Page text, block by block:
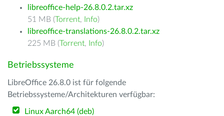
libreoffice-help-26.8.0.2.tar.xz
51 MB (Torrent, Info)
libreoffice-translations-26.8.0.2.tar.xz
225 MB (Torrent, Info)
Betriebssysteme
LibreOffice 26.8.0 ist für folgende
Betriebssysteme/Architekturen verfügbar:
Linux Aarch64 (deb)